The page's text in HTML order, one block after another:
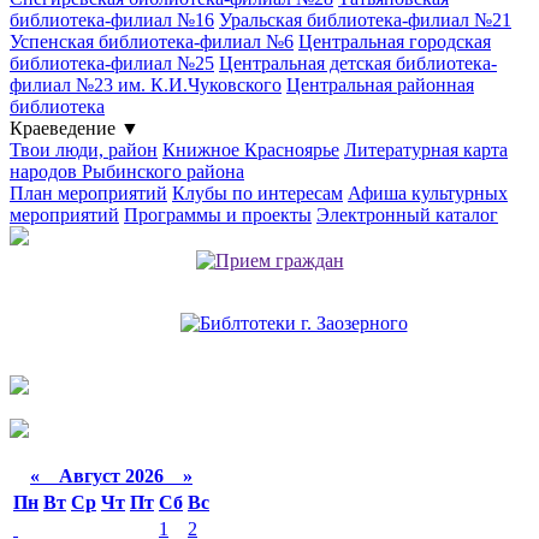
библиотека-филиал №16 Уральская библиотека-филиал №21
Успенская библиотека-филиал №6 Центральная городская
библиотека-филиал №25 Центральная детская библиотека-
филиал №23 им. К.И.Чуковского Центральная районная
библиотека
Краеведение ▼
Твои люди, район Книжное Красноярье Литературная карта
народов Рыбинского района
План мероприятий Клубы по интересам Афиша культурных
мероприятий Программы и проекты Электронный каталог
« Август 2026 »
Пн Вт Ср Чт Пт Сб Вс
1
2